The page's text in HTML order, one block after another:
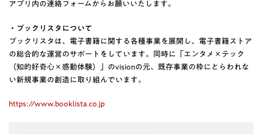
アプリ内の連絡フォームからお願いいたします。
・ブックリスタについて
ブックリスタは、電子書籍に関する各種事業を展開し、電子書籍ストア
の総合的な運営のサポートをしています。同時に「エンタメ×テック
（知的好奇心×感動体験）」のvisionの元、既存事業の枠にとらわれな
い新規事業の創造に取り組んでいます。
https://www.booklista.co.jp